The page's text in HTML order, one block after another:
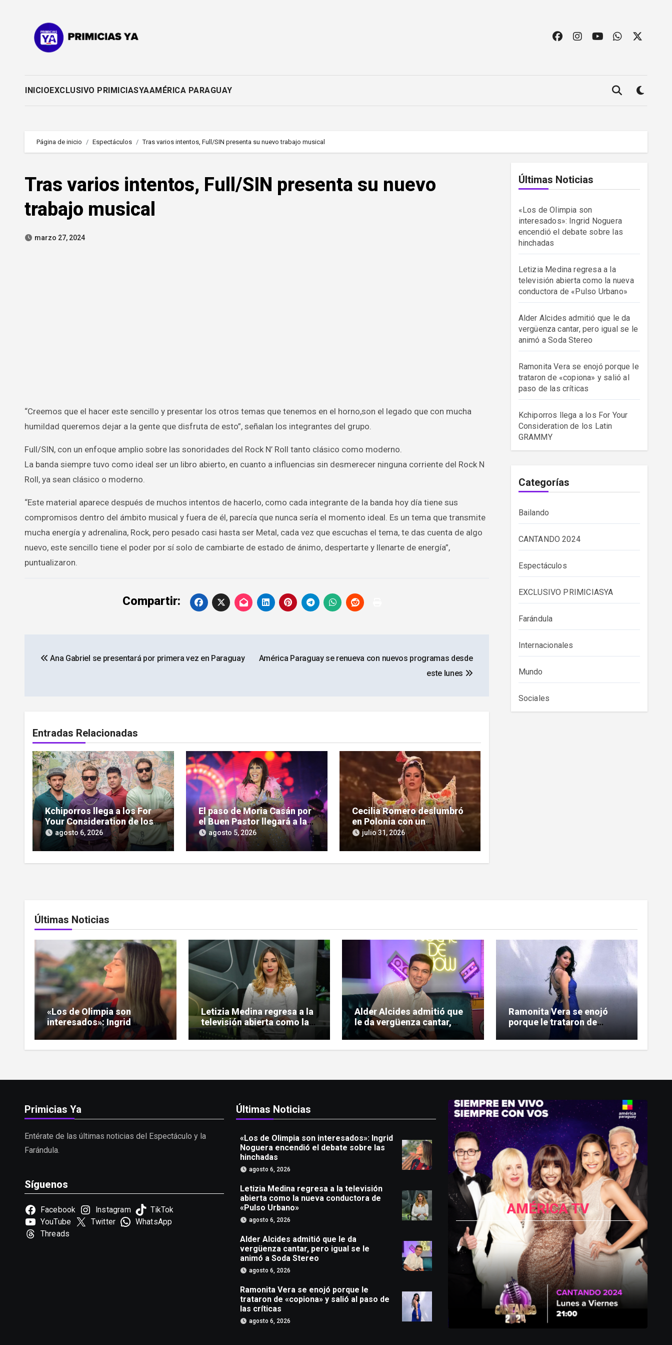
INICIOEXCLUSIVO PRIMICIASYAAMÉRICA PARAGUAY
Página de inicio Espectáculos Tras varios intentos, Full/SIN presenta su nuevo trabajo musical
Tras varios intentos, Full/SIN presenta su nuevo
trabajo musical
marzo 27, 2024
“Creemos que el hacer este sencillo y presentar los otros temas que tenemos en el horno,son el legado que con mucha
humildad queremos dejar a la gente que disfruta de esto”, señalan los integrantes del grupo.
Full/SIN, con un enfoque amplio sobre las sonoridades del Rock N’ Roll tanto clásico como moderno.
La banda siempre tuvo como ideal ser un libro abierto, en cuanto a influencias sin desmerecer ninguna corriente del Rock N
Roll, ya sean clásico o moderno.
“Este material aparece después de muchos intentos de hacerlo, como cada integrante de la banda hoy día tiene sus
compromisos dentro del ámbito musical y fuera de él, parecía que nunca sería el momento ideal. Es un tema que transmite
mucha energía y adrenalina, Rock, pero pesado casi hasta ser Metal, cada vez que escuchas el tema, te das cuenta de algo
nuevo, este sencillo tiene el poder por sí solo de cambiarte de estado de ánimo, despertarte y llenarte de energía”,
puntualizaron.
Compartir:
de
Ana Gabriel se presentará por primera vez en Paraguay
América Paraguay se renueva con nuevos programas desde
este lunes
Entradas Relacionadas
Kchiporros llega a los For
Your Consideration de los
Latin GRAMMY
agosto 6, 2026
El paso de Moria Casán por
el Buen Pastor llegará a la
pantalla chica en su nueva
serie documental
agosto 5, 2026
Cecilia Romero deslumbró
en Polonia con un
imponente homenaje a la
cultura guaraní
julio 31, 2026
Últimas Noticias
«Los de Olimpia son
interesados»: Ingrid Noguera
encendió el debate sobre las
hinchadas
Letizia Medina regresa a la
televisión abierta como la nueva
conductora de «Pulso Urbano»
Alder Alcides admitió que le da
vergüenza cantar, pero igual se le
animó a Soda Stereo
Ramonita Vera se enojó porque le
trataron de «copiona» y salió al
paso de las críticas
Kchiporros llega a los For Your
Consideration de los Latin
GRAMMY
Categorías
Bailando
CANTANDO 2024
Espectáculos
EXCLUSIVO PRIMICIASYA
Farándula
Internacionales
Mundo
Sociales
Últimas Noticias
«Los de Olimpia son
interesados»: Ingrid
Noguera encendió el
debate sobre las hinchadas
Letizia Medina regresa a la
televisión abierta como la
nueva conductora de
«Pulso Urbano»
Alder Alcides admitió que
le da vergüenza cantar,
pero igual se le animó a
Soda Stereo
Ramonita Vera se enojó
porque le trataron de
«copiona» y salió al paso de
las críticas
Primicias Ya
Entérate de las últimas noticias del Espectáculo y la
Farándula.
Síguenos
Facebook Instagram
TikTok
YouTube
Twitter
WhatsApp
Threads
Últimas Noticias
«Los de Olimpia son interesados»: Ingrid
Noguera encendió el debate sobre las
hinchadas
agosto 6, 2026
Letizia Medina regresa a la televisión
abierta como la nueva conductora de
«Pulso Urbano»
agosto 6, 2026
Alder Alcides admitió que le da
vergüenza cantar, pero igual se le
animó a Soda Stereo
agosto 6, 2026
Ramonita Vera se enojó porque le
trataron de «copiona» y salió al paso de
las críticas
agosto 6, 2026
AMÉRICA TV